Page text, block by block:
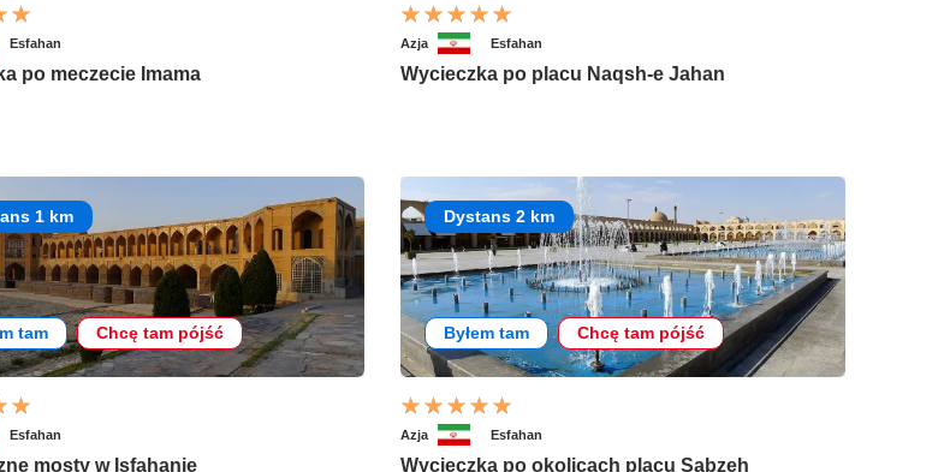
Esfahan
po meczecie Imama
Azja Esfahan
Wycieczka po placu Naqsh-e Jahan
1 km
tam Chcę tam pójść
Esfahan
mosty w Isfahanie
Dystans 2 km
Byłem tam Chcę tam pójść
Azja Esfahan
Wycieczka po okolicach placu Sabzeh